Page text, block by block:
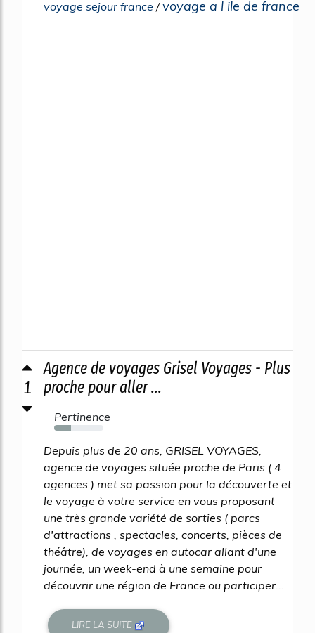
voyage sejour france /voyage a l ile de france
1
Agence de voyages Grisel Voyages - Plus
proche pour aller ...
Pertinence
34%
Depuis plus de 20 ans, GRISEL VOYAGES,
agence de voyages située proche de Paris ( 4
agences ) met sa passion pour la découverte et
le voyage à votre service en vous proposant
une très grande variété de sorties ( parcs
d'attractions , spectacles, concerts, pièces de
théâtre), de voyages en autocar allant d'une
journée, un week-end à une semaine pour
découvrir une région de France ou participer...
LIRE LA SUITE